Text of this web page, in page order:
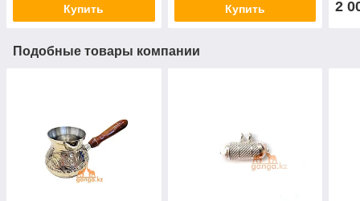
Купить Купить 2
Подобные товары компании